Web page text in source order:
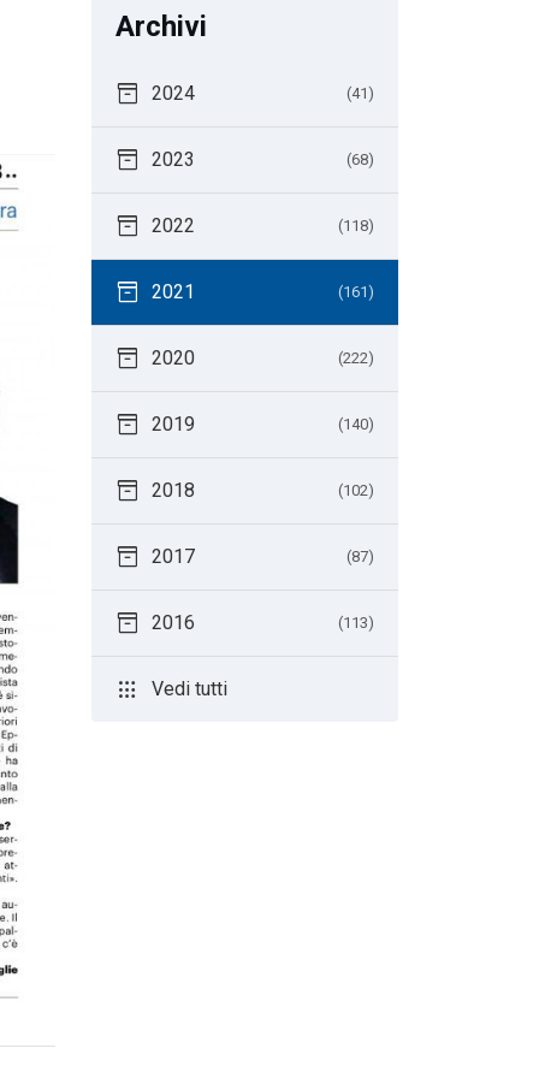
Archivi
inventory_2 2024 (41)
inventory_2 2023 (68)
inventory_2 2022 (118)
inventory_2 2021 (161)
inventory_2 2020 (222)
inventory_2 2019 (140)
inventory_2 2018 (102)
inventory_2 2017 (87)
inventory_2 2016 (113)
apps Vedi tutti